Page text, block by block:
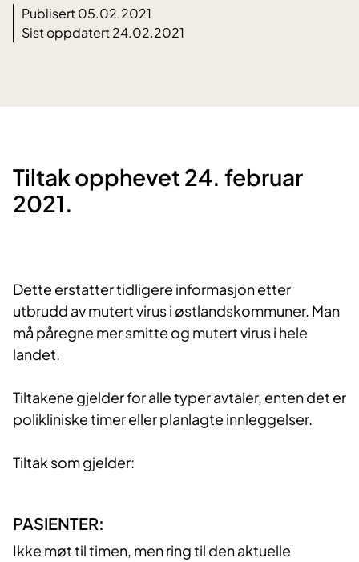
Publisert 05.02.2021
Sist oppdatert 24.02.2021
Tiltak opphevet 24. februar
2021.
Dette erstatter tidligere informasjon etter
utbrudd av mutert virus i østlandskommuner. Man
må påregne mer smitte og mutert virus i hele
landet.
Tiltakene gjelder for alle typer avtaler, enten det er
polikliniske timer eller planlagte innleggelser.
Tiltak som gjelder:
PASIENTER:
Ikke møt til timen, men ring til den aktuelle